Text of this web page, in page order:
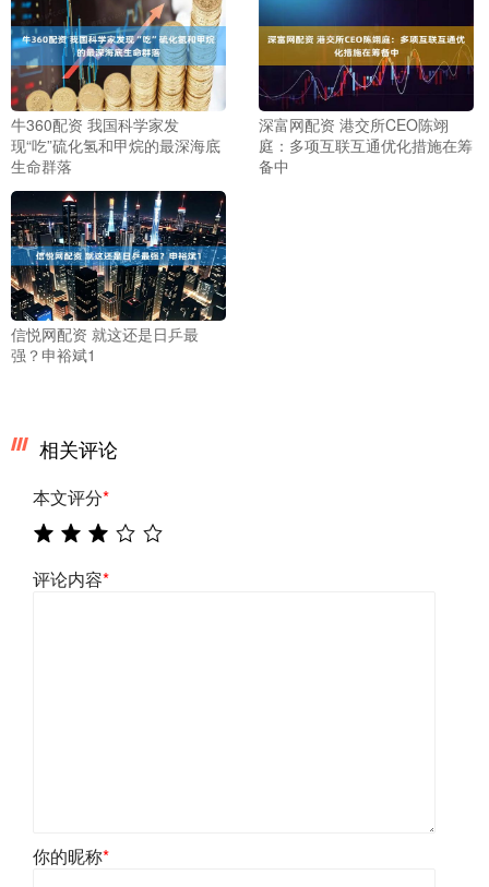
牛360配资 我国科学家发
现“吃”硫化氢和甲烷的最深海底
生命群落
深富网配资 港交所CEO陈翊
庭：多项互联互通优化措施在筹
备中
信悦网配资 就这还是日乒最
强？申裕斌1
相关评论
本文评分*
评论内容*
你的昵称*